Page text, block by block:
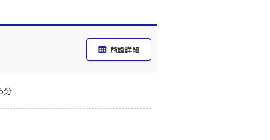
施設詳細
分